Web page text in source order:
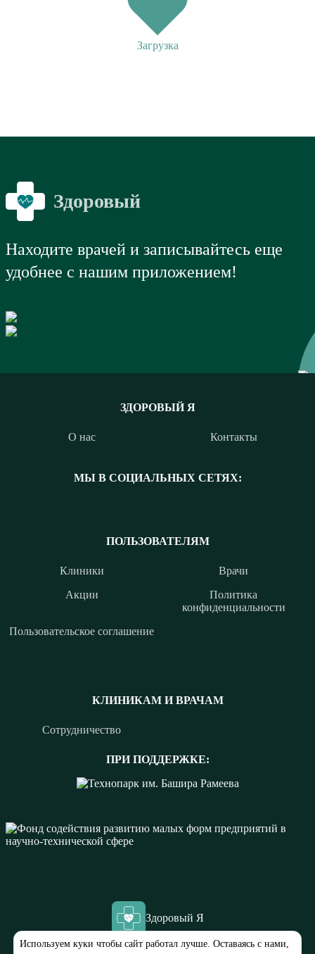
Загрузка
Здоровый
Находите врачей и записывайтесь еще
удобнее с нашим приложением!
Здоровый Я
ООО “МЕДЭК”
ЗДОРОВЫЙ Я
О нас Контакты
МЫ В СОЦИАЛЬНЫХ СЕТЯХ:
КЛИНИКАМ И ВРАЧАМ
Сотрудничество
ПРИ ПОДДЕРЖКЕ:
ПОЛЬЗОВАТЕЛЯМ
Клиники
Врачи
Акции
Политика
конфиденциальности
Пользовательское соглашение
Используем куки чтобы сайт работал лучше. Оставаясь с нами,